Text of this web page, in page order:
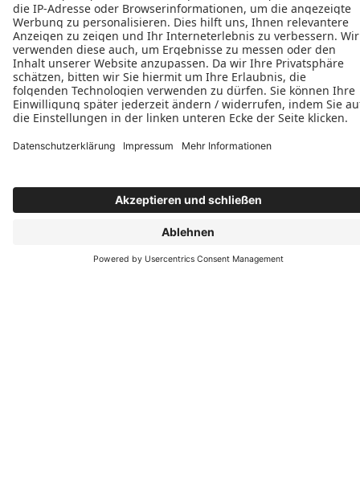
+49 (9401) 8400
+49 (9401) 8411
E-Mail schreiben
Öffnungszeiten
Montag: 07:00–16:15 Uhr
Dienstag: 07:00–16:15 Uhr
Mittwoch: 07:00–16:15 Uhr
Freitag: 07:00–12:00 Uhr